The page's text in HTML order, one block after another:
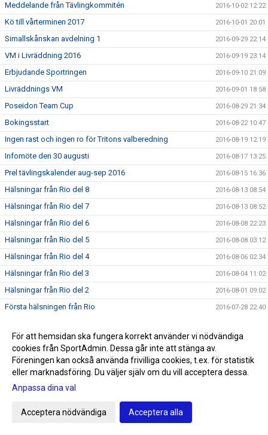
Meddelande från Tävlingkommitén 2016-10-02 12:22
Kö till vårterminen 2017 2016-10-01 20:01
Simallskånskan avdelning 1 2016-09-29 22:14
VM i Livräddning 2016 2016-09-19 23:14
Erbjudande Sportringen 2016-09-10 21:09
Livräddnings VM 2016-09-01 18:58
Poseidon Team Cup 2016-08-29 21:34
Bokingsstart 2016-08-22 10:47
Ingen rast och ingen ro för Tritons valberedning 2016-08-19 12:19
Infomöte den 30 augusti 2016-08-17 13:25
Prel tävlingskalender aug-sep 2016 2016-08-15 16:36
Hälsningar från Rio del 8 2016-08-13 08:54
Hälsningar från Rio del 7 2016-08-13 08:52
Hälsningar från Rio del 6 2016-08-08 22:23
Hälsningar från Rio del 5 2016-08-08 03:12
Hälsningar från Rio del 4 2016-08-06 02:34
Hälsningar från Rio del 3 2016-08-04 11:02
Hälsningar från Rio del 2 2016-08-01 09:02
Första hälsningen från Rio 2016-07-28 22:40
Triton i radio 2016-07-20 13:00
Sommarrea på Sportringen 2016-07-12 22:19
SM/JSM dag 5 2016-07-11 22:23
Triton-trio laddar för Rio
SM/JSM dag4
För att hemsidan ska fungera korrekt använder vi nödvändiga
cookies från SportAdmin. Dessa går inte att stänga av.
Föreningen kan också använda frivilliga cookies, t.ex. för statistik
eller marknadsföring. Du väljer själv om du vill acceptera dessa.
Anpassa dina val
Acceptera nödvändiga Acceptera alla